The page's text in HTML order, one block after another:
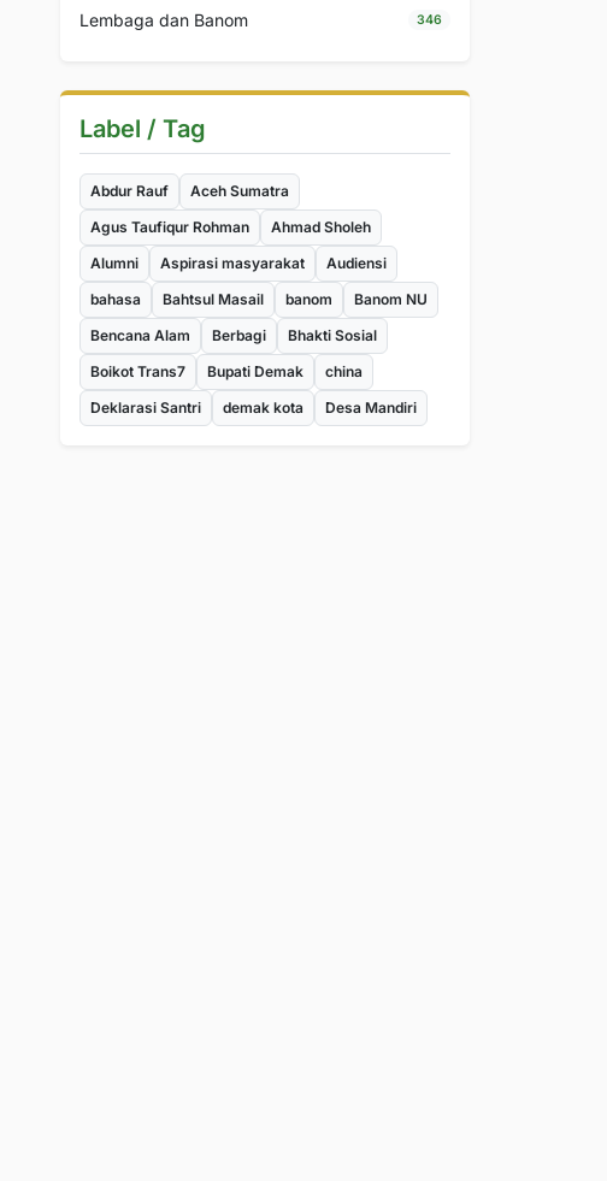
Lembaga dan Banom 346
Label / Tag
Abdur Rauf
Aceh Sumatra
Agus Taufiqur Rohman
Ahmad Sholeh
Alumni
Aspirasi masyarakat
Audiensi
bahasa
Bahtsul Masail banom
Banom NU
Bencana Alam
Berbagi
Bhakti Sosial
Boikot Trans7
Bupati Demak
china
Deklarasi Santri
demak kota Desa Mandiri